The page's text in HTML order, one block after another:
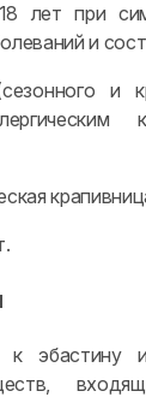
лет при
и
и
к